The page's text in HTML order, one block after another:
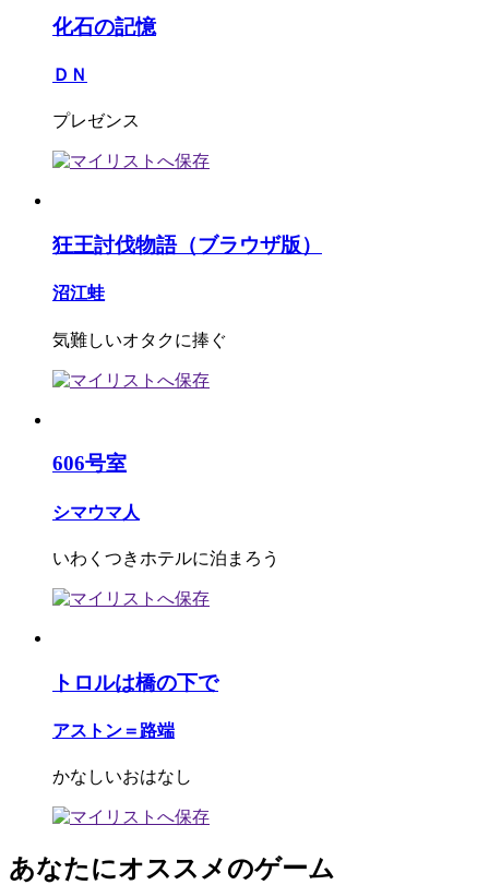
化石の記憶
ＤＮ
プレゼンス
狂王討伐物語（ブラウザ版）
沼江蛙
気難しいオタクに捧ぐ
606号室
シマウマ人
いわくつきホテルに泊まろう
トロルは橋の下で
アストン＝路端
かなしいおはなし
あなたにオススメのゲーム